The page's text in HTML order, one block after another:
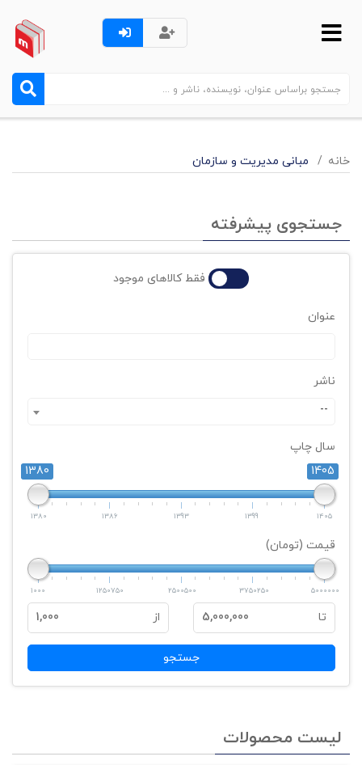
خانه مبانی مدیریت و سازمان
جستجوی پیشرفته
فقط کالاهای موجود
عنوان
ناشر
--
سال چاپ
1380
1405
1380 1386 1393 1399 1405
قیمت (تومان)
1000 1250750 2500500 3750250 5000000
تا 5,000,000 از 1,000
جستجو
لیست محصولات